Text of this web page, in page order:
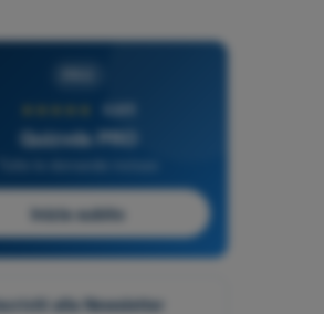
4,6/5
Quizvds PRO
Inizia subito
alla Newsletter